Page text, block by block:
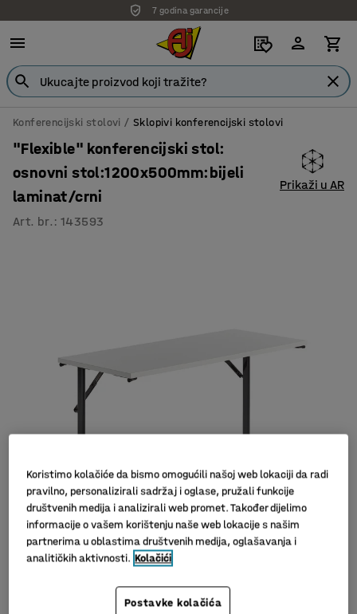
7 godina garancije
Konferencijski stolovi Sklopivi konferencijski stolovi
"Flexible" konferencijski stol:
osnovni stol:1200x500mm:bijeli
laminat/crni
Art. br. :143593
Prikaži u AR
Slični proizvodi
Koristimo kolačiće da bismo omogućili našoj web lokaciji da radi
pravilno, personalizirali sadržaj i oglase, pružali funkcije
društvenih medija i analizirali web promet. Također dijelimo
informacije o vašem korištenju naše web lokacije s našim
partnerima u oblastima društvenih medija, oglašavanja i
analitičkih aktivnosti. Kolačići
Postavke kolačića